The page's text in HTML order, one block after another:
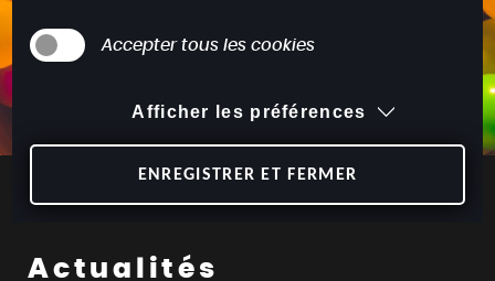
e
u
A
c
c
Actualités
Accepter tous les cookies
Afficher les préférences
ENREGISTRER ET FERMER